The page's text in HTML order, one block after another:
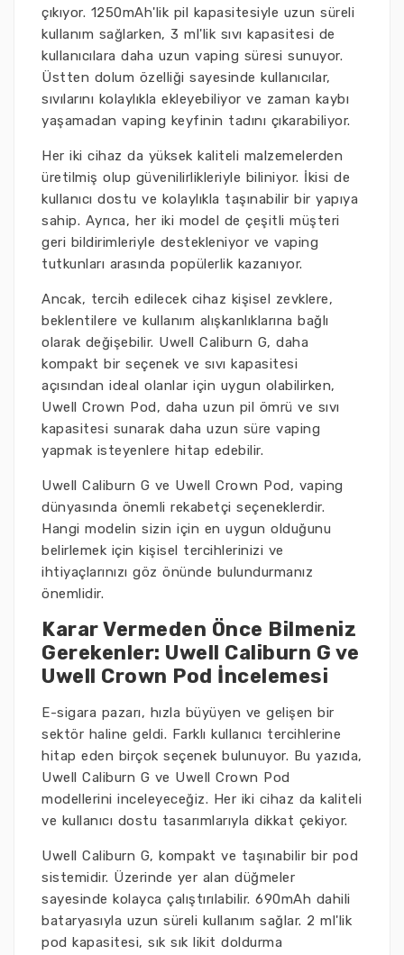
çıkıyor. 1250mAh'lik pil kapasitesiyle uzun süreli
kullanım sağlarken, 3 ml'lik sıvı kapasitesi de
kullanıcılara daha uzun vaping süresi sunuyor.
Üstten dolum özelliği sayesinde kullanıcılar,
sıvılarını kolaylıkla ekleyebiliyor ve zaman kaybı
yaşamadan vaping keyfinin tadını çıkarabiliyor.
Her iki cihaz da yüksek kaliteli malzemelerden
üretilmiş olup güvenilirlikleriyle biliniyor. İkisi de
kullanıcı dostu ve kolaylıkla taşınabilir bir yapıya
sahip. Ayrıca, her iki model de çeşitli müşteri
geri bildirimleriyle destekleniyor ve vaping
tutkunları arasında popülerlik kazanıyor.
Ancak, tercih edilecek cihaz kişisel zevklere,
beklentilere ve kullanım alışkanlıklarına bağlı
olarak değişebilir. Uwell Caliburn G, daha
kompakt bir seçenek ve sıvı kapasitesi
açısından ideal olanlar için uygun olabilirken,
Uwell Crown Pod, daha uzun pil ömrü ve sıvı
kapasitesi sunarak daha uzun süre vaping
yapmak isteyenlere hitap edebilir.
Uwell Caliburn G ve Uwell Crown Pod, vaping
dünyasında önemli rekabetçi seçeneklerdir.
Hangi modelin sizin için en uygun olduğunu
belirlemek için kişisel tercihlerinizi ve
ihtiyaçlarınızı göz önünde bulundurmanız
önemlidir.
Karar Vermeden Önce Bilmeniz
Gerekenler: Uwell Caliburn G ve
Uwell Crown Pod İncelemesi
E-sigara pazarı, hızla büyüyen ve gelişen bir
sektör haline geldi. Farklı kullanıcı tercihlerine
hitap eden birçok seçenek bulunuyor. Bu yazıda,
Uwell Caliburn G ve Uwell Crown Pod
modellerini inceleyeceğiz. Her iki cihaz da kaliteli
ve kullanıcı dostu tasarımlarıyla dikkat çekiyor.
Uwell Caliburn G, kompakt ve taşınabilir bir pod
sistemidir. Üzerinde yer alan düğmeler
sayesinde kolayca çalıştırılabilir. 690mAh dahili
bataryasıyla uzun süreli kullanım sağlar. 2 ml'lik
pod kapasitesi, sık sık likit doldurma